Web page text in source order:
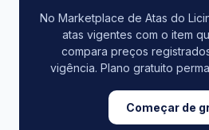
No Marketplace de Atas do
atas vigentes com o item
compara preços
vigência. Plano gratuito
Começar de